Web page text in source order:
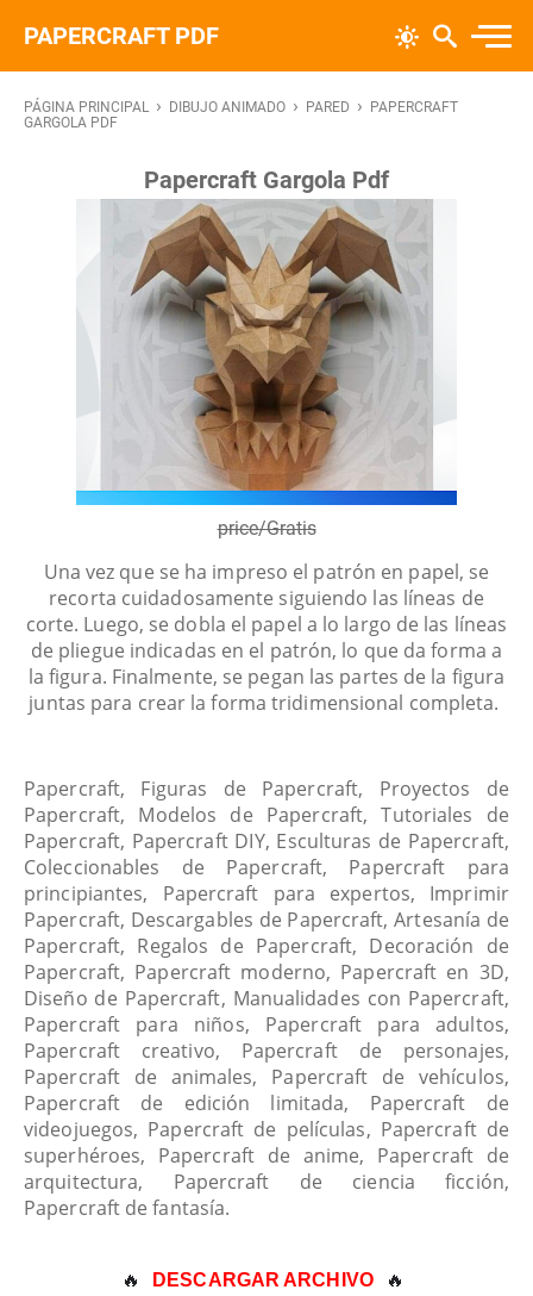
PAPERCRAFT PDF
PÁGINA PRINCIPAL › DIBUJO ANIMADO › PARED ›
PAPERCRAFT
GARGOLA PDF
Papercraft Gargola Pdf
price/Gratis
Una vez que se ha impreso el patrón en papel, se
recorta cuidadosamente siguiendo las líneas de
corte. Luego, se dobla el papel a lo largo de las líneas
de pliegue indicadas en el patrón, lo que da forma a
la figura. Finalmente, se pegan las partes de la figura
juntas para crear la forma tridimensional completa.
Papercraft, Figuras de Papercraft, Proyectos de
Papercraft, Modelos de Papercraft, Tutoriales de
Papercraft, Papercraft DIY, Esculturas de Papercraft,
Coleccionables de Papercraft, Papercraft para
principiantes, Papercraft para expertos, Imprimir
Papercraft, Descargables de Papercraft, Artesanía de
Papercraft, Regalos de Papercraft, Decoración de
Papercraft, Papercraft moderno, Papercraft en 3D,
Diseño de Papercraft, Manualidades con Papercraft,
Papercraft para niños, Papercraft para adultos,
Papercraft creativo, Papercraft de personajes,
Papercraft de animales, Papercraft de vehículos,
Papercraft de edición limitada, Papercraft de
videojuegos, Papercraft de películas, Papercraft de
superhéroes, Papercraft de anime, Papercraft de
arquitectura, Papercraft de ciencia ficción,
Papercraft de fantasía.
🔥 DESCARGAR ARCHIVO 🔥